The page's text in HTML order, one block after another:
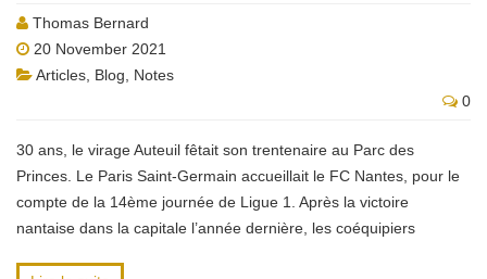
Thomas Bernard
20 November 2021
Articles Blog
Notes
0
30 ans, le virage Auteuil fêtait son trentenaire au Parc des
Princes. Le Paris Saint-Germain accueillait le FC Nantes, pour le
compte de la 14ème journée de Ligue 1. Après la victoire
nantaise dans la capitale l’année dernière, les coéquipiers